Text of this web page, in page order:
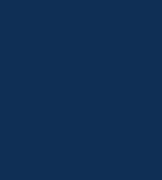
một cơ chế.
dưới đây
và dòng